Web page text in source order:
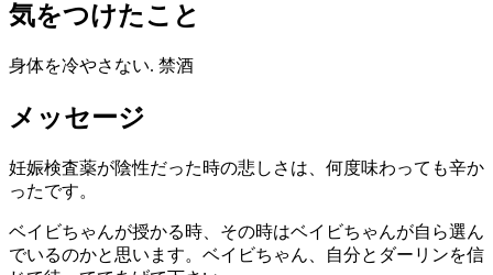
気をつけたこと
身体を冷やさない. 禁酒
メッセージ
妊娠検査薬が陰性だった時の悲しさは、何度味わっても辛か
ったです。
ベイビちゃんが授かる時、その時はベイビちゃんが自ら選ん
でいるのかと思います。ベイビちゃん、自分とダーリンを信